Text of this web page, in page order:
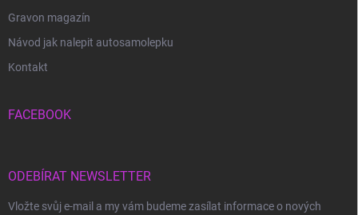
Gravon magazín
Návod jak nalepit autosamolepku
Kontakt
FACEBOOK
ODEBÍRAT NEWSLETTER
Vložte svůj e-mail a my vám budeme zasílat informace o nových